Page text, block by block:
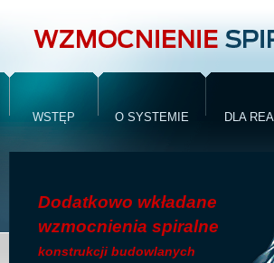
ZABEZPIECZENIE BUDOWLI
WSTĘP O SYSTEMIE DLA
Dodatkowo wkładane
wzmocnienia spiralne
konstrukcji budowlanych